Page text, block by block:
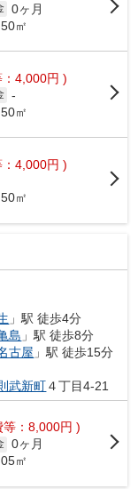
0ヶ月
㎡
4,000円 )
-
㎡
4,000円 )
㎡
」駅 徒歩4分
島 」駅 徒歩8分
古屋 」駅 徒歩15分
武新町４丁目4-21
等：8,000円 )
0ヶ月
㎡